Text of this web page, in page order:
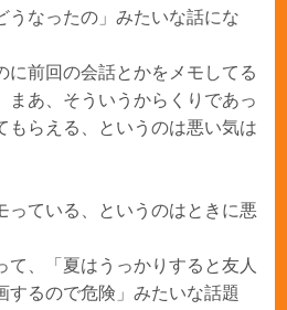
うなったの」みたいな話にな
に前回の会話とかをメモしてる
まあ、そういうからくりであっ
もらえる、というのは悪い気は
っている、というのはときに悪
て、「夏はうっかりすると友人
するので危険」みたいな話題